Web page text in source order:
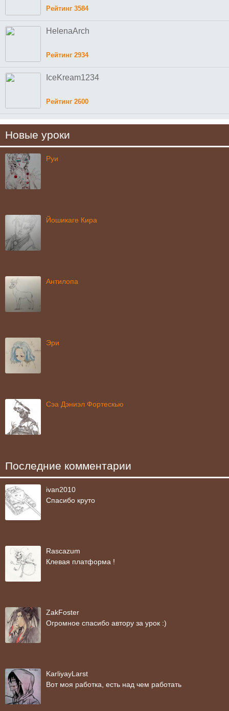
Рейтинг 3584
HelenaArch
Рейтинг 2934
IceKream1234
Рейтинг 2600
Новые уроки
Руи
Йошикаге Кира
Антилопа
Эри
Сэа Дэниэл Фортескью
Последние комментарии
ivan2010
Спасибо круто
Rascazum
Клевая платформа !
ZakFoster
Огромное спасибо автору за урок :)
KarliyayLarst
Вот моя работка, есть над чем работать